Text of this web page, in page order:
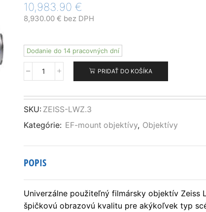
10,983.90 €
8,930.00 € bez DPH
Dodanie do 14 pracovných dní
množstvo
Lightweight
Zoom
21-
3.9
T*
EF
PRIDAŤ DO KOŠÍKA
SKU: ZEISS-LWZ.3
Kategórie: EF-mount objektívy, Objektívy
POPIS
Univerzálne použiteľný filmársky objektív Zeiss
špičkovú obrazovú kvalitu pre akýkoľvek typ